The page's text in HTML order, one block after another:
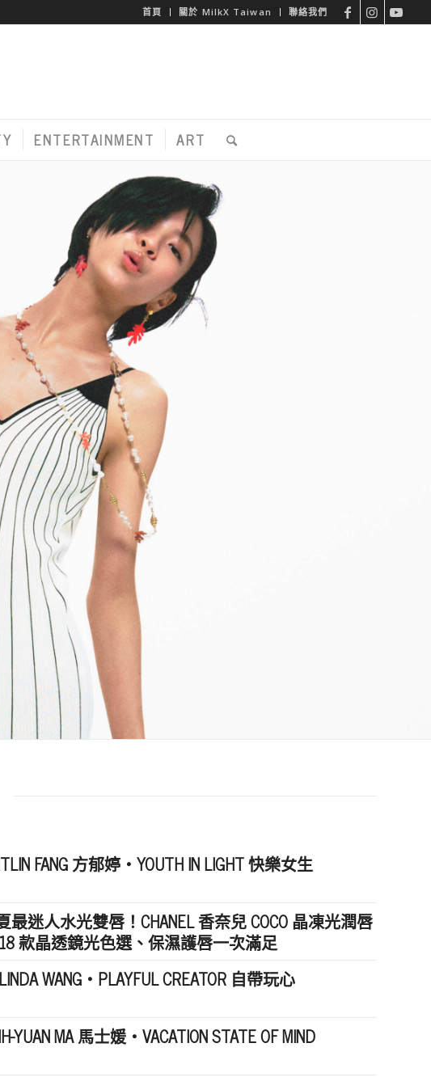
首頁 關於 MilkX Taiwan 聯絡我們
ENTERTAINMENT ART
FANG 方郁婷・YOUTH IN LIGHT 快樂女生
最迷人水光雙唇！CHANEL 香奈兒 COCO 晶凍光潤唇
款晶透鏡光色選、保濕護唇一次滿足
WANG・PLAYFUL CREATOR 自帶玩心
YUAN MA 馬士媛・VACATION STATE OF MIND